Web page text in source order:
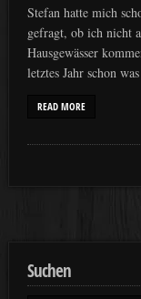
Stefan hatte mich
gefragt, ob ich nicht
Hausgewässer
letztes Jahr schon
READ MORE
Suchen